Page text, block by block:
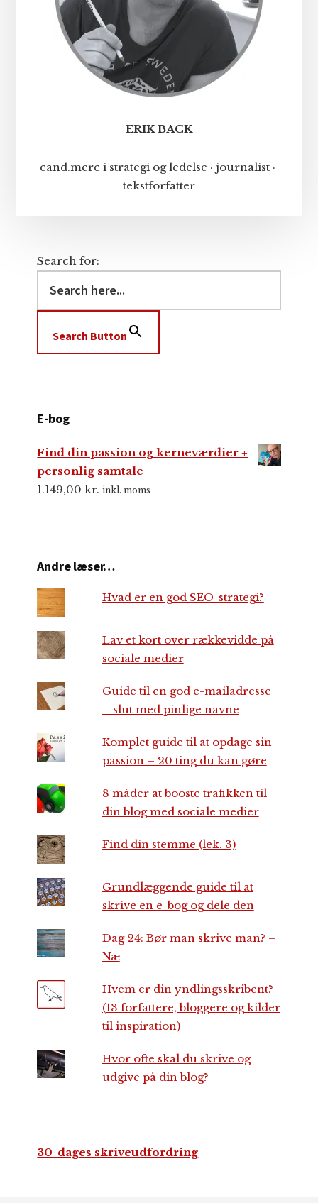
ERIK BACK
cand.merc i strategi og ledelse · journalist ·
tekstforfatter
Search for:
Search Button
E-bog
Find din passion og kerneværdier +
personlig samtale
1.149,00kr. inkl. moms
Andre læser…
Hvad er en god SEO-strategi?
Lav et kort over rækkevidde på
sociale medier
Guide til en god e-mailadresse
– slut med pinlige navne
Komplet guide til at opdage sin
passion – 20 ting du kan gøre
8 måder at booste trafikken til
din blog med sociale medier
Find din stemme (lek. 3)
Grundlæggende guide til at
skrive en e-bog og dele den
Dag 24: Bør man skrive man? –
Næ
Hvem er din yndlingsskribent?
(13 forfattere, bloggere og kilder
til inspiration)
Hvor ofte skal du skrive og
udgive på din blog?
30-dages skriveudfordring